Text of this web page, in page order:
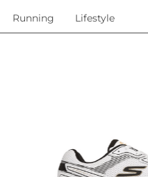
Running Lifestyle